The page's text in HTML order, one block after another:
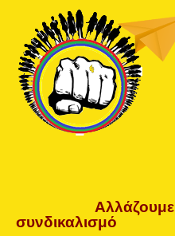
Αλλάζουμε
συνδικαλισμό